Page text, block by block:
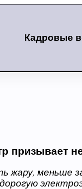
Кадровые
призывает
жару, меньше